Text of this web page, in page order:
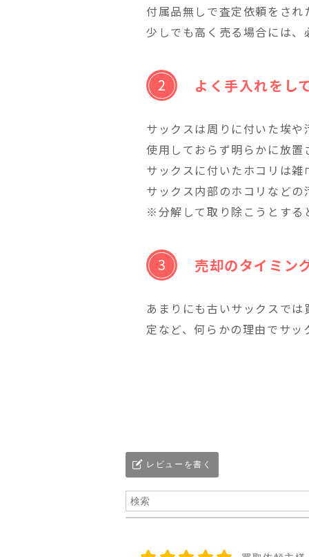
付属品無しで査定依頼をさ
少しでも高く売る場合には
よく手入れをし
サックスは周りに付いた埃
使用しておらず明らかに放
サックスに付いたホコリは
サックス内部のホコリなど
※分解して取り除こうとする
売却のタイミン
あまりにも古いサックスで
定など、何らかの理由でサ
レビューを書く